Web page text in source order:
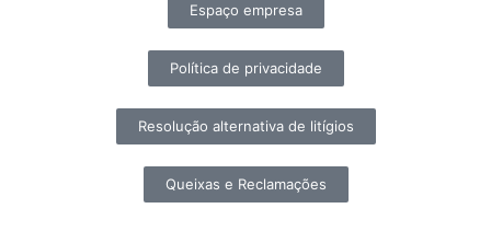
Espaço empresa
Política de privacidade
Resolução alternativa de litígios
Queixas e Reclamações